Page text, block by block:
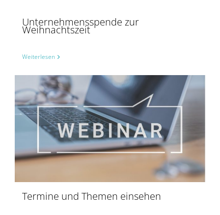
Unternehmensspende zur
Weihnachtszeit
Weiterlesen
Termine und Themen einsehen